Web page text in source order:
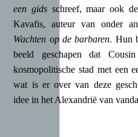
een gids schreef, maar ook
Kavafis, auteur van onder
Wachten op de barbaren. Hun
beeld geschapen dat
kosmopolitische stad met een
wat is er over van deze
idee in het Alexandrië van